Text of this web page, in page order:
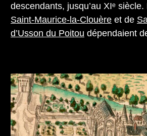
descendants, jusqu’au XIᵉ
Saint-Maurice-la-Clouère et de
d’Usson du Poitou dépendaient